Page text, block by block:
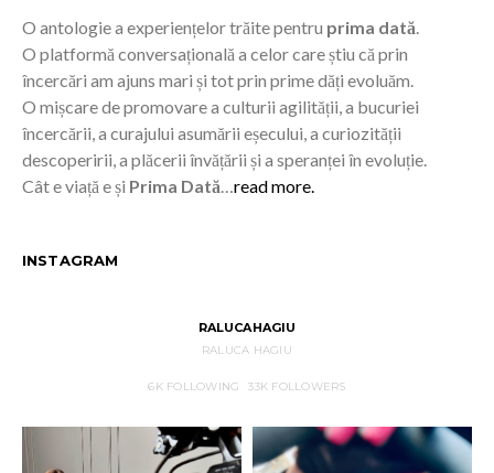
O antologie a experiențelor trăite pentru prima dată.
O platformă conversațională a celor care știu că prin
încercări am ajuns mari și tot prin prime dăți evoluăm.
O mișcare de promovare a culturii agilității, a bucuriei
încercării, a curajului asumării eșecului, a curiozității
descoperirii, a plăcerii învățării și a speranței în evoluție.
Cât e viață e și Prima Dată…read more.
INSTAGRAM
RALUCAHAGIU
RALUCA HAGIU
6KFOLLOWING 33K FOLLOWERS